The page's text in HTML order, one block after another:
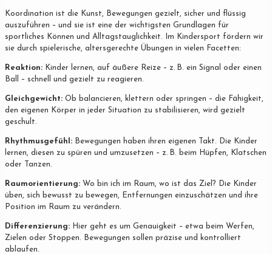
Koordination ist die Kunst, Bewegungen gezielt, sicher und flüssig
auszuführen – und sie ist eine der wichtigsten Grundlagen für
sportliches Können und Alltagstauglichkeit. Im Kindersport fördern wir
sie durch spielerische, altersgerechte Übungen in vielen Facetten:
Reaktion: Kinder lernen, auf äußere Reize – z. B. ein Signal oder einen
Ball – schnell und gezielt zu reagieren.
Gleichgewicht: Ob balancieren, klettern oder springen – die Fähigkeit,
den eigenen Körper in jeder Situation zu stabilisieren, wird gezielt
geschult.
Rhythmusgefühl: Bewegungen haben ihren eigenen Takt. Die Kinder
lernen, diesen zu spüren und umzusetzen – z. B. beim Hüpfen, Klatschen
oder Tanzen.
Raumorientierung: Wo bin ich im Raum, wo ist das Ziel? Die Kinder
üben, sich bewusst zu bewegen, Entfernungen einzuschätzen und ihre
Position im Raum zu verändern.
Differenzierung: Hier geht es um Genauigkeit – etwa beim Werfen,
Zielen oder Stoppen. Bewegungen sollen präzise und kontrolliert
ablaufen.